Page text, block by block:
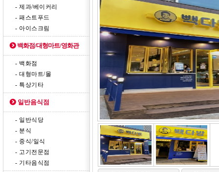
- 제과/베이커리
- 패스트푸드
- 아이스크림
백화점/대형마트/영화관
- 백화점
- 대형마트/몰
- 특상기타
일반음식점
- 일반식당
- 분식
- 중식/일식
- 고기전문점
- 기타음식점